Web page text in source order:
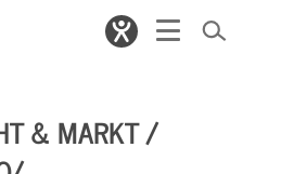
& MARKT /